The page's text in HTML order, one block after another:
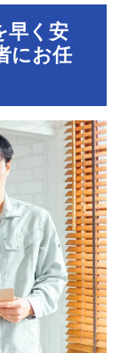
早く安
にお任